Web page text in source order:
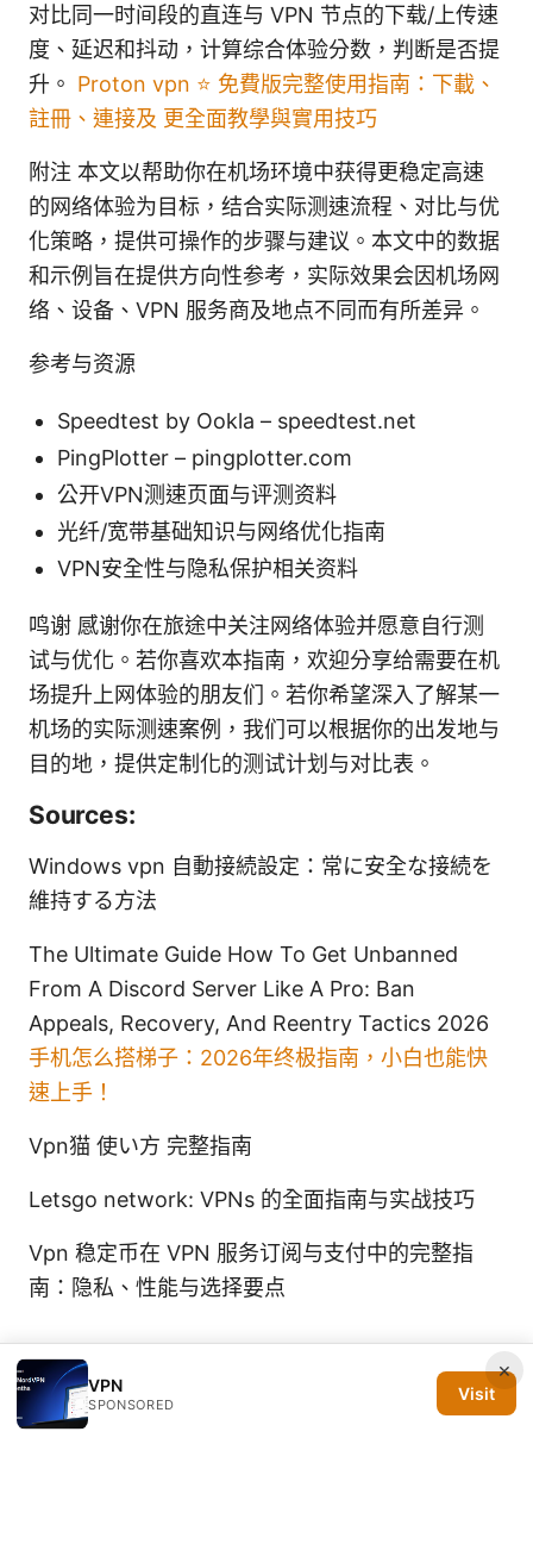
对比同一时间段的直连与 VPN 节点的下载/上传速
度、延迟和抖动，计算综合体验分数，判断是否提
升。 Proton vpn ⭐ 免費版完整使用指南：下載、
註冊、連接及 更全面教學與實用技巧
附注 本文以帮助你在机场环境中获得更稳定高速
的网络体验为目标，结合实际测速流程、对比与优
化策略，提供可操作的步骤与建议。本文中的数据
和示例旨在提供方向性参考，实际效果会因机场网
络、设备、VPN 服务商及地点不同而有所差异。
参考与资源
Speedtest by Ookla – speedtest.net
PingPlotter – pingplotter.com
公开VPN测速页面与评测资料
光纤/宽带基础知识与网络优化指南
VPN安全性与隐私保护相关资料
鸣谢 感谢你在旅途中关注网络体验并愿意自行测
试与优化。若你喜欢本指南，欢迎分享给需要在机
场提升上网体验的朋友们。若你希望深入了解某一
机场的实际测速案例，我们可以根据你的出发地与
目的地，提供定制化的测试计划与对比表。
Sources:
Windows vpn 自動接続設定：常に安全な接続を
維持する方法
The Ultimate Guide How To Get Unbanned
From A Discord Server Like A Pro: Ban
Appeals, Recovery, And Reentry Tactics 2026
手机怎么搭梯子：2026年终极指南，小白也能快
速上手！
Vpn猫 使い方 完整指南
Letsgo network: VPNs 的全面指南与实战技巧
Vpn 稳定币在 VPN 服务订阅与支付中的完整指
南：隐私、性能与选择要点
×
VPN
SPONSORED
Visit